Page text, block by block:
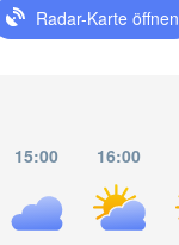
Radar-Karte öffnen
15:00 16:00
La Habana